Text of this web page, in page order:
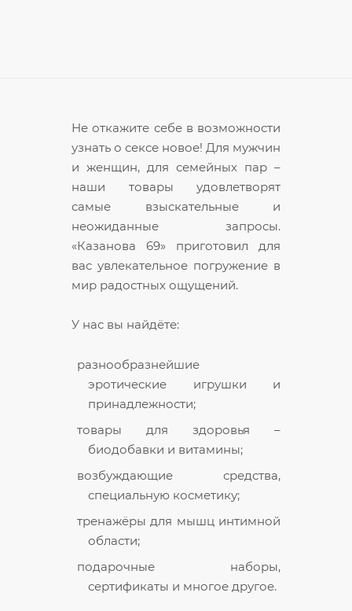
Не откажите себе в возможности
узнать о сексе новое! Для мужчин
и женщин, для семейных пар –
наши товары удовлетворят
самые взыскательные и
неожиданные запросы.
«Казанова 69» приготовил для
вас увлекательное погружение в
мир радостных ощущений.
У нас вы найдёте:
разнообразнейшие
эротические игрушки и
принадлежности;
товары для здоровья –
биодобавки и витамины;
возбуждающие средства,
специальную косметику;
тренажёры для мышц интимной
области;
подарочные наборы,
сертификаты и многое другое.